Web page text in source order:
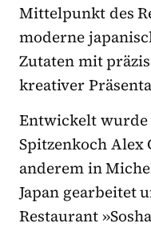
Mittelpunkt des
moderne
Zutaten mit
kreativer
Entwickelt wurde
Spitzenkoch
anderem in
Japan gearbeitet
Restaurant